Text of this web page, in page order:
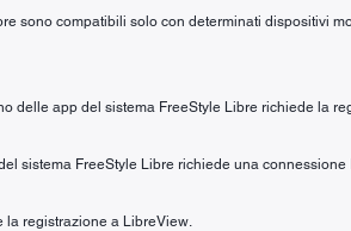
sono compatibili solo con determinati dispositivi
delle app del sistema FreeStyle Libre richiede la
sistema FreeStyle Libre richiede una connessione
la registrazione a LibreView.